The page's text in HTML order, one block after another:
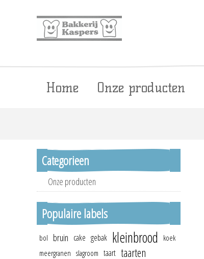
Home Onze producten
Categorieen
Onze producten
Populaire labels
bol bruin cake gebak kleinbrood
koek
meergranen slagroom taart taarten